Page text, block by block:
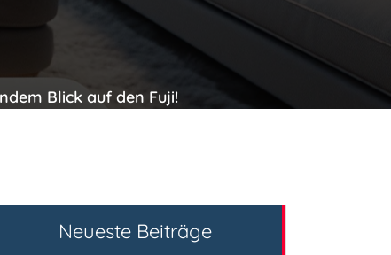
Blick auf den Fuji!
Neueste Beiträge